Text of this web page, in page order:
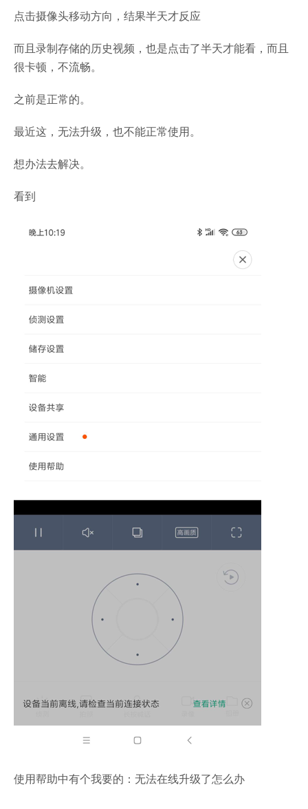
点击摄像头移动方向，结果半天才反应
而且录制存储的历史视频，也是点击了半天才能看，而且
很卡顿，不流畅。
之前是正常的。
最近这，无法升级，也不能正常使用。
想办法去解决。
看到
使用帮助中有个我要的：无法在线升级了怎么办